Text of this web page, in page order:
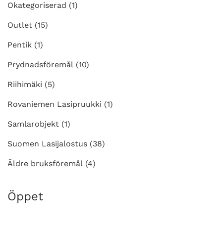
Okategoriserad (1)
Outlet (15)
Pentik (1)
Prydnadsföremål (10)
Riihimäki (5)
Rovaniemen Lasipruukki (1)
Samlarobjekt (1)
Suomen Lasijalostus (38)
Äldre bruksföremål (4)
Öppet